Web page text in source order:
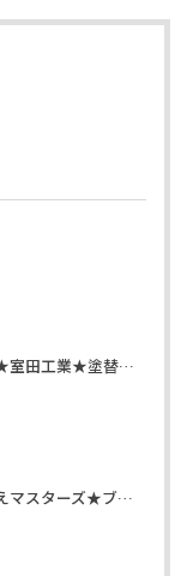
広島市の外壁塗装ブログ★室田工業★塗替えマスターズ★外壁リフォーム
広島市の外壁塗装★塗替えマスターズ★ブログ「初めて家を手入れするのに」